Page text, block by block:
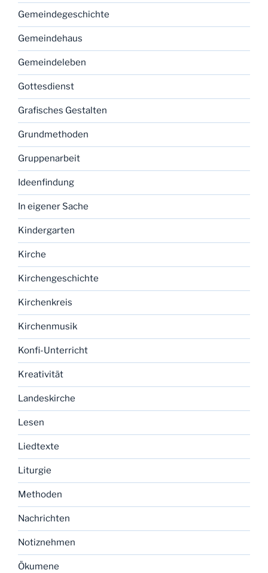
Gemeindegeschichte
Gemeindehaus
Gemeindeleben
Gottesdienst
Grafisches Gestalten
Grundmethoden
Gruppenarbeit
Ideenfindung
In eigener Sache
Kindergarten
Kirche
Kirchengeschichte
Kirchenkreis
Kirchenmusik
Konfi-Unterricht
Kreativität
Landeskirche
Lesen
Liedtexte
Liturgie
Methoden
Nachrichten
Notiznehmen
Ökumene